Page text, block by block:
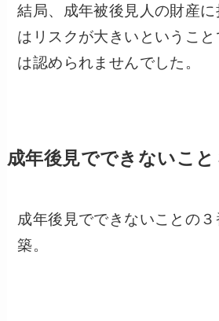
結局、成年被後見人の財産
はリスクが大きいというこ
は認められませんでした。
成年後見でできないこと
成年後見でできないことの
築。